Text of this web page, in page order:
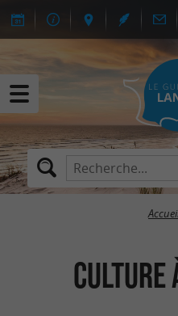
Culture